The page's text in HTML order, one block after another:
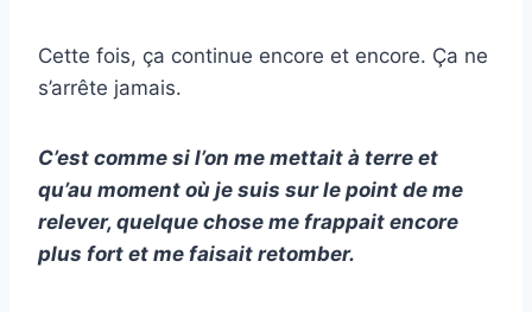
Cette fois, ça continue encore et encore. Ça ne
s’arrête jamais.
C’est comme si l’on me mettait à terre et
qu’au moment où je suis sur le point de me
relever, quelque chose me frappait encore
plus fort et me faisait retomber.